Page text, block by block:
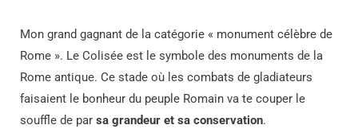
Mon grand gagnant de la catégorie « monument célèbre de
Rome ». Le Colisée est le symbole des monuments de la
Rome antique. Ce stade où les combats de gladiateurs
faisaient le bonheur du peuple Romain va te couper le
souffle de par sa grandeur et sa conservation.